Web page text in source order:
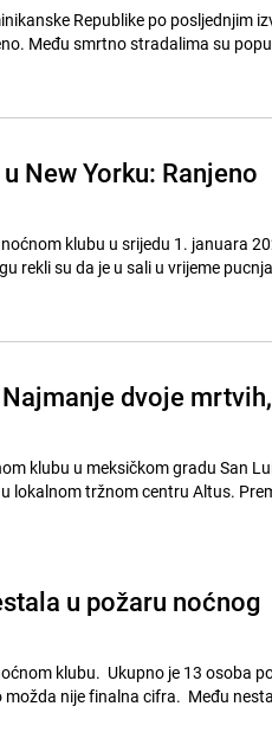
Republike po posljednjim
Među smrtno stradalima su
New Yorku: Ranjeno
klubu u srijedu 1. januara
rekli su da je u sali u vrijeme
dvoje mrtvih,
klubu u meksičkom gradu San
lokalnom tržnom centru Altus.
u požaru noćnog
klubu. Ukupno je 13 osoba
nije finalna cifra. Među